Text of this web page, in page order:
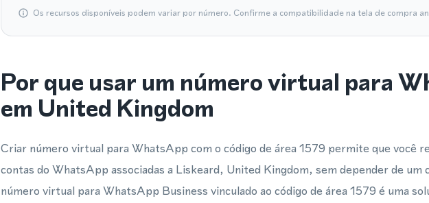
Os recursos disponíveis podem variar por número. Confirme a compatibilidade na tela de compra
Por que usar um número virtual para
em United Kingdom
Criar número virtual para WhatsApp com o código de área 1579 permite que você
contas do WhatsApp associadas a Liskeard, United Kingdom, sem depender de
número virtual para WhatsApp Business vinculado ao código de área 1579 é uma